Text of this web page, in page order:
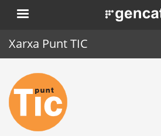
Vés
al
. Obre en una
Xarxa Punt TIC
Inici
Punt TIC
Actualitat